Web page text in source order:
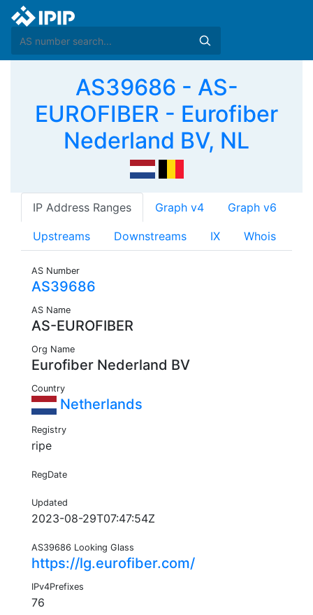
AS39686 - AS-
EUROFIBER - Eurofiber
Nederland BV, NL
IP Address Ranges Graph v4 Graph v6
Upstreams Downstreams IX Whois
AS Number
AS39686
AS Name
AS-EUROFIBER
Org Name
Eurofiber Nederland BV
Country
Netherlands
Registry
ripe
RegDate
Updated
2023-08-29T07:47:54Z
AS39686 Looking Glass
https://lg.eurofiber.com/
IPv4Prefixes
76